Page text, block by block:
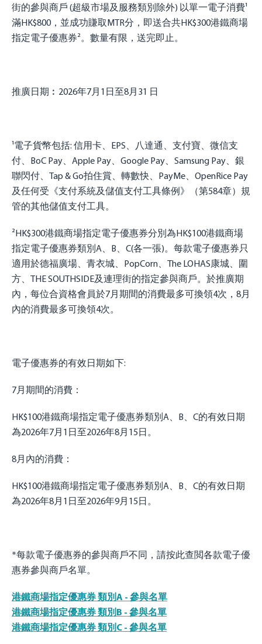
街的參與商戶 (超級市場及服務類別除外) 以單一電子消費¹
滿HK$800，並成功賺取MTR分，即送合共HK$300港鐵商場
指定電子優惠券²。數量有限，送完即止。
推廣日期︰2026年7月1日至8月31 日
¹電子貨幣包括: 信用卡、EPS、八達通、支付寶、微信支
付、BoC Pay、Apple Pay、Google Pay、Samsung Pay、銀
聯閃付、Tap & Go拍住賞、轉數快、PayMe、OpenRice Pay
及任何受《支付系統及儲值支付工具條例》（第584章）規
管的其他儲值支付工具。
²HK$300港鐵商場指定電子優惠券分別為HK$100港鐵商場
指定電子優惠券類別A、B、C(各一張)。每款電子優惠券只
適用於德福廣場、青衣城、PopCorn、The LOHAS康城、圍
方、THE SOUTHSIDE及連理街的指定參與商戶。於推廣期
內，每位合資格會員於7月期間的消費最多可換領4次，8月
內的消費最多可換領4次。
電子優惠券的有效日期如下:
7月期間的消費：
HK$100港鐵商場指定電子優惠券類別A、B、C的有效日期
為2026年7月1日至2026年8月15日。
8月內的消費：
HK$100港鐵商場指定電子優惠券類別A、B、C的有效日期
為2026年8月1日至2026年9月15日。
*每款電子優惠券的參與商戶不同，請按此查閲各款電子優
惠券參與商戶名單。
港鐵商場指定優惠券 類別A - 參與名單
港鐵商場指定優惠券 類別B - 參與名單
港鐵商場指定優惠券 類別C - 參與名單